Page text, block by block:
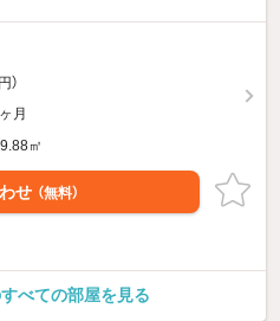
）
月
㎡
せ （無料）
べての部屋を見る